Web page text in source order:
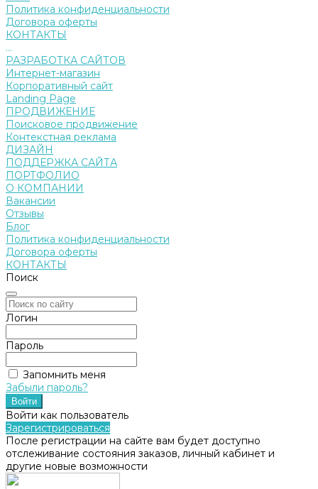
Политика конфиденциальности
Договора оферты
КОНТАКТЫ
...
РАЗРАБОТКА САЙТОВ
Интернет-магазин
Корпоративный сайт
Landing Page
ПРОДВИЖЕНИЕ
Поисковое продвижение
Контекстная реклама
ДИЗАЙН
ПОДДЕРЖКА САЙТА
ПОРТФОЛИО
О КОМПАНИИ
Вакансии
Отзывы
Блог
Политика конфиденциальности
Договора оферты
КОНТАКТЫ
Поиск
Логин
Пароль
Запомнить меня
Забыли пароль?
Войти как пользователь
Зарегистрироваться
После регистрации на сайте вам будет доступно
отслеживание состояния заказов, личный кабинет и
другие новые возможности